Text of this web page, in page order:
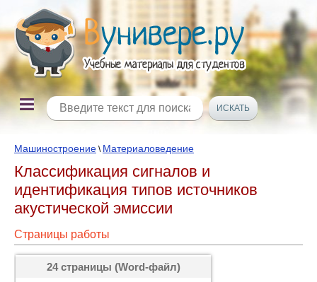
Машиностроение \ Материаловедение
Классификация сигналов и
идентификация типов источников
акустической эмиссии
Страницы работы
24 страницы (Word-файл)